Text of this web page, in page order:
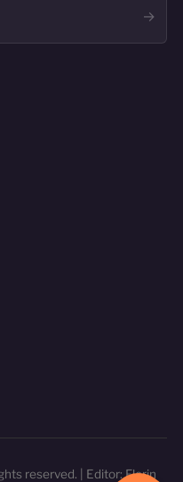
→
reserved. | Editor: Florin